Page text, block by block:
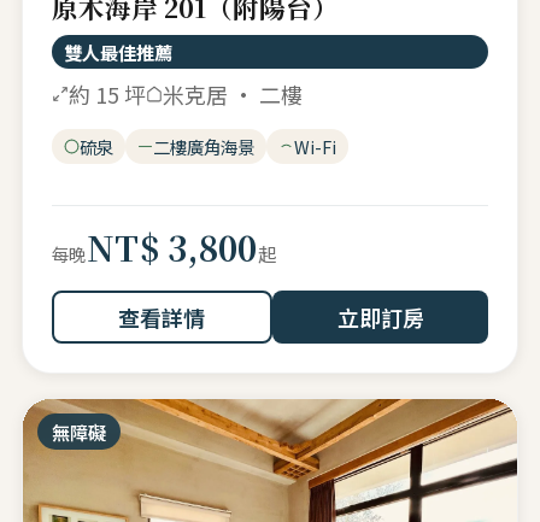
雙人最佳推薦
約 15 坪 米克居 · 二樓
硫泉 二樓廣角海景 Wi-Fi
每晚NT$ 3,800起
查看詳情 立即訂房
無障礙